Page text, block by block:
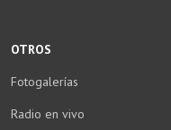
OTROS
Fotogalerías
Radio en vivo